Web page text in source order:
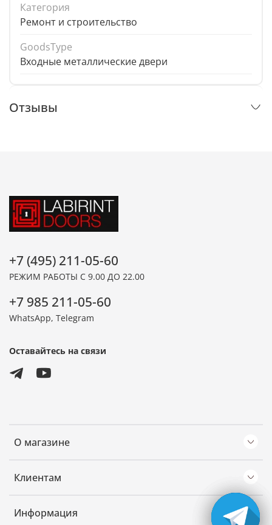
Категория
Ремонт и строительство
GoodsType
Входные металлические двери
Отзывы
О магазине
Клиентам
Информация
+7 (495) 211-05-60
РЕЖИМ РАБОТЫ С 9.00 ДО 22.00
+7 985 211-05-60
WhatsApp, Telegram
Оставайтесь на связи